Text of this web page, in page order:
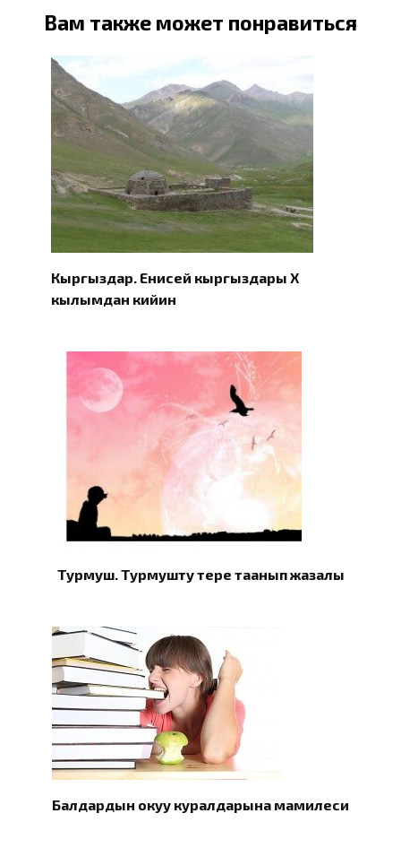
Вам также может понравиться
Кыргыздар. Eнисей кыргыздары X
кылымдан кийин
Турмуш. Турмушту терең таанып жазалы
Балдардын окуу куралдарына мамилеси